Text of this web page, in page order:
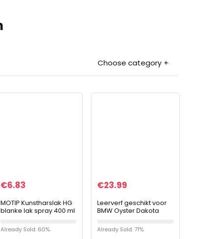
Choose category
€6.83
MOTIP Kunstharslak HG
blanke lak spray 400 ml
Already Sold: 60%
€23.99
Leerverf geschikt voor
BMW Oyster Dakota
Leather Color Care
Leather Colour Spray
Already Sold: 71%